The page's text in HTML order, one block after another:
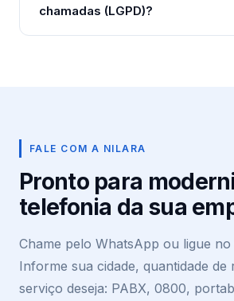
chamadas (LGPD)?
FALE COM A NILARA
Pronto para
telefonia da sua
Chame pelo WhatsApp ou ligue
Informe sua cidade, quantidade de
serviço deseja: PABX, 0800,